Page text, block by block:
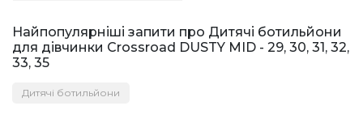
Найпопулярніші запити про Дитячі ботильйони
для дівчинки Crossroad DUSTY MID - 29, 30, 31, 32,
33, 35
Дитячі ботильйони